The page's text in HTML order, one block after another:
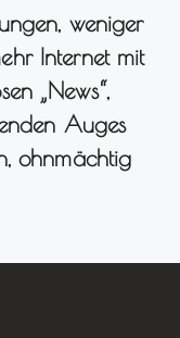
weniger
Internet mit
„News“,
Auges
ohnmächtig